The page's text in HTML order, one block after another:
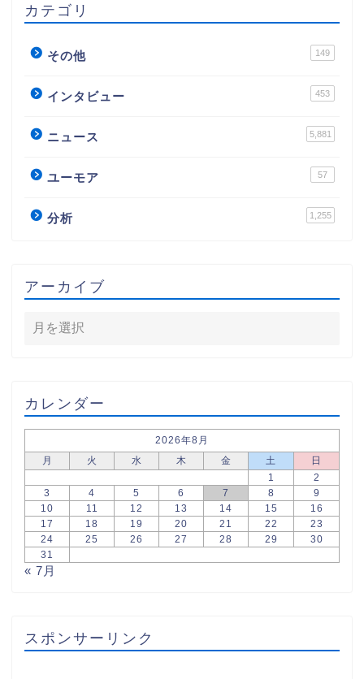
カテゴリ
その他 149
インタビュー 453
ニュース 5,881
ユーモア 57
分析 1,255
アーカイブ
カレンダー
2026年8月
月
火 水 木 金 土
日
1
2
3
4 5 6 7 8
9
10
11 12 13 14 15
16
17
18 19 20 21 22
23
24
25 26 27 28 29
30
31
« 7月
スポンサーリンク